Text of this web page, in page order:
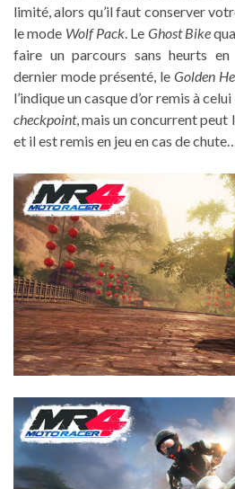
limité, alors qu’il faut conserver
le mode Wolf Pack. Le Ghost Bike
faire un parcours sans heurts en
dernier mode présenté, le Golden
l’indique un casque d’or remis à
checkpoint, mais un concurrent peut
et il est remis en jeu en cas de